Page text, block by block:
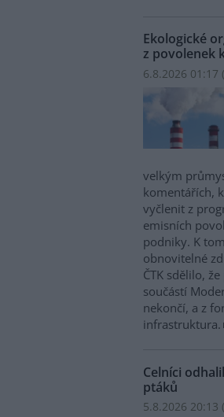
Ekologické
z povolenek
6.8.2026 01:17 (
velkým
komentářích,
vyčlenit z
emisních
podniky. K
obnovitelné
ČTK sdělilo,
součástí
nekončí, a z
infrastruktura.
Celníci
ptáků
5.8.2026 20:13 (